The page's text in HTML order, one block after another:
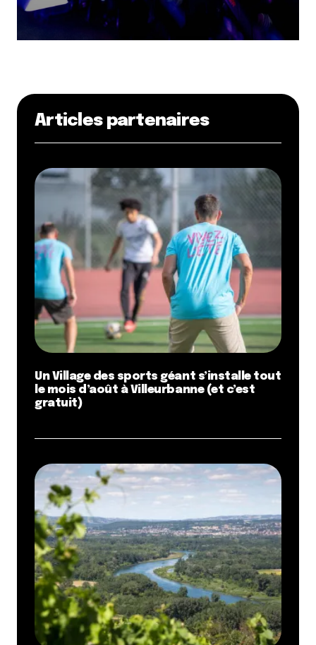
Articles partenaires
Un Village des sports géant s’installe tout
le mois d’août à Villeurbanne (et c’est
gratuit)